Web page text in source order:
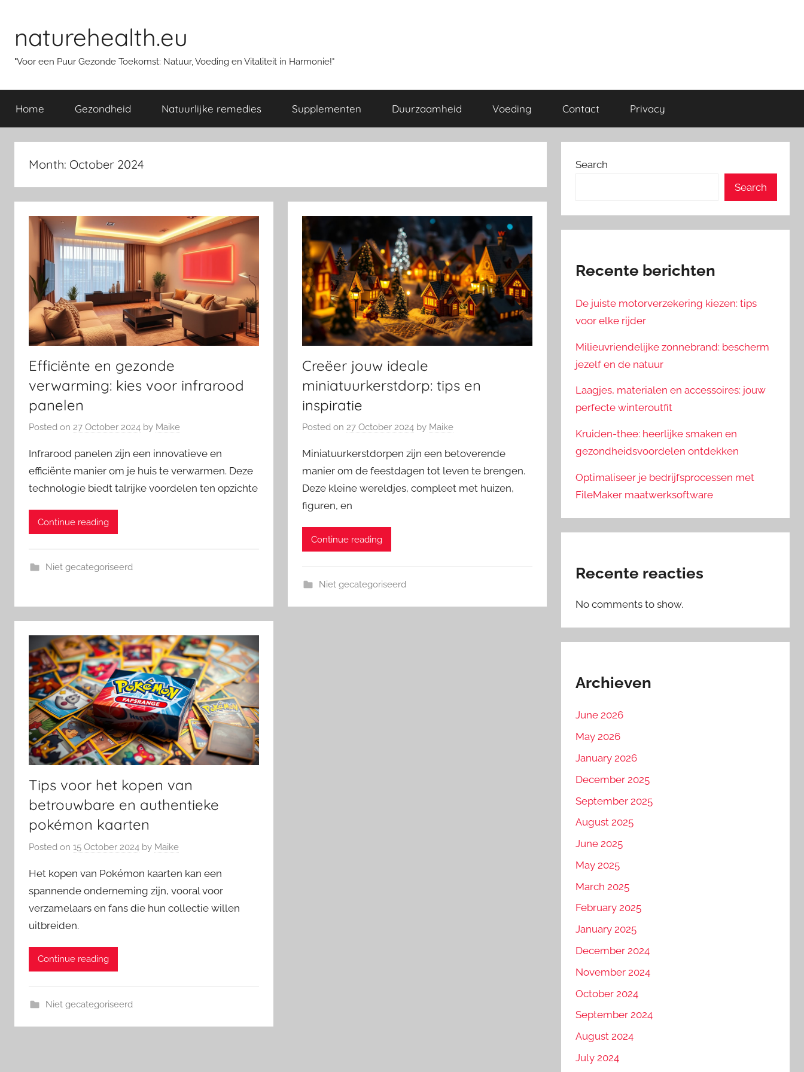
content
naturehealth.eu
"Voor een Puur Gezonde Toekomst: Natuur, Voeding en Vitaliteit in Harmonie!"
Home Gezondheid Natuurlijke remedies Supplementen Duurzaamheid Voeding Contact Privacy
Month: October 2024
Efficiënte en gezonde
verwarming: kies voor infrarood
panelen
Posted on 27 October 2024 by Maike
Infrarood panelen zijn een innovatieve en
efficiënte manier om je huis te verwarmen. Deze
technologie biedt talrijke voordelen ten opzichte
Continue reading
Niet gecategoriseerd
Creëer jouw ideale
miniatuurkerstdorp: tips en
inspiratie
Posted on27 October 2024 by Maike
Miniatuurkerstdorpen zijn een betoverende
manier om de feestdagen tot leven te brengen.
Deze kleine wereldjes, compleet met huizen,
figuren, en
Continue reading
Niet gecategoriseerd
Tips voor het kopen van
betrouwbare en authentieke
pokémon kaarten
Posted on 15 October 2024 by Maike
Het kopen van Pokémon kaarten kan een
spannende onderneming zijn, vooral voor
verzamelaars en fans die hun collectie willen
uitbreiden.
Continue reading
Niet gecategoriseerd
Search
Search
Recente berichten
De juiste motorverzekering kiezen: tips
voor elke rijder
Milieuvriendelijke zonnebrand: bescherm
jezelf en de natuur
Laagjes, materialen en accessoires: jouw
perfecte winteroutfit
Kruiden-thee: heerlijke smaken en
gezondheidsvoordelen ontdekken
Optimaliseer je bedrijfsprocessen met
FileMaker maatwerksoftware
Recente reacties
No comments to show.
Archieven
June 2026
May 2026
January 2026
December 2025
September 2025
August 2025
June 2025
May 2025
March 2025
February 2025
January 2025
December 2024
November 2024
October 2024
September 2024
August 2024
July 2024